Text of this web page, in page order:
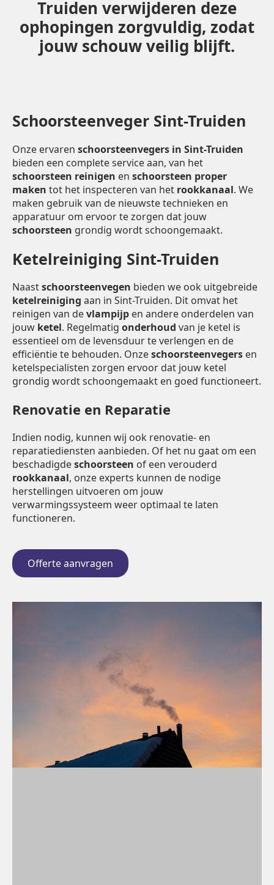
Truiden verwijderen deze
ophopingen zorgvuldig, zodat
jouw schouw veilig blijft.
Schoorsteenveger Sint-Truiden
Onze ervaren schoorsteenvegers in Sint-Truiden
bieden een complete service aan, van het
schoorsteen reinigen en schoorsteen proper
maken tot het inspecteren van het rookkanaal. We
maken gebruik van de nieuwste technieken en
apparatuur om ervoor te zorgen dat jouw
schoorsteen grondig wordt schoongemaakt.
Ketelreiniging Sint-Truiden
Naastschoorsteenvegen bieden we ook uitgebreide
ketelreiniging aan in Sint-Truiden. Dit omvat het
reinigen van devlampijp en andere onderdelen van
jouw ketel. Regelmatig onderhoud van je ketel is
essentieel om de levensduur te verlengen en de
efficiëntie te behouden. Onzeschoorsteenvegers en
ketelspecialisten zorgen ervoor dat jouw ketel
grondig wordt schoongemaakt en goed functioneert.
Renovatie en Reparatie
Indien nodig, kunnen wij ook renovatie- en
reparatiediensten aanbieden. Of het nu gaat om een
beschadigdeschoorsteen of een verouderd
rookkanaal, onze experts kunnen de nodige
herstellingen uitvoeren om jouw
verwarmingssysteem weer optimaal te laten
functioneren.
Offerte aanvragen